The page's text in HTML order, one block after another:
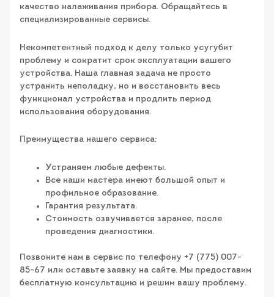
качество налаживания прибора. Обращайтесь в
специализированные сервисы.
Некомпетентный подход к делу только усугубит
проблему и сократит срок эксплуатации вашего
устройства. Наша главная задача не просто
устранить неполадку, но и восстановить весь
функционал устройства и продлить период
использования оборудования.
Преимущества нашего сервиса:
Устраняем любые дефекты.
Все наши мастера имеют большой опыт и
профильное образование.
Гарантия результата.
Стоимость озвучивается заранее, после
проведения диагностики.
Позвоните нам в сервис по телефону +7 (775) 007-
85-67 или оставьте заявку на сайте. Мы предоставим
бесплатную консультацию и решим вашу проблему.